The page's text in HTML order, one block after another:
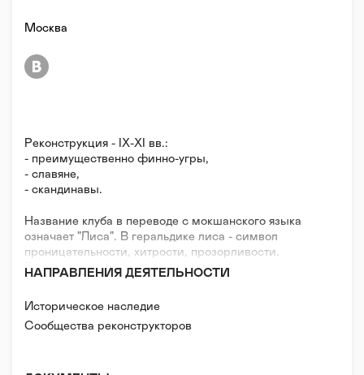
Реконструкция - IX-XI вв.:
- преимущественно финно-угры,
- славяне,
- скандинавы.
Название клуба в переводе с мокшанского языка
означает "Лиса". В геральдике лиса - символ
проницательности, хитрости, прозорливости.
Главная цель клуба - пропаганда активного,
молодежи, возрождение культуры и традиций
наших предков.
НАПРАВЛЕНИЯ ДЕЯТЕЛЬНОСТИ
Историческое наследие
Сообщества реконструкторов
Москва